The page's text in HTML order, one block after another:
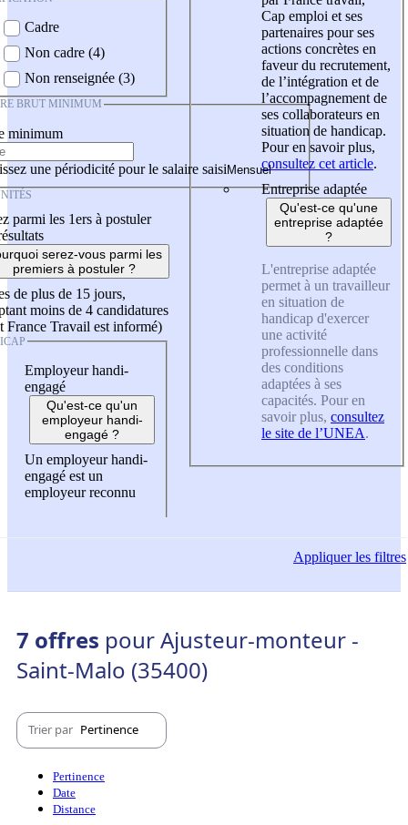
Cadre
Non cadre (4)
Non renseignée (3)
BRUT MINIMUM
minimum
une périodicité pour le salaire saisi
parmi les 1ers à postuler
serez-vous parmi les
premiers à postuler ?
de plus de 15 jours,
moins de 4 candidatures
France Travail est informé)
Employeur handi-
engagé
Qu'est-ce qu'un
employeur handi-
engagé ?
Un employeur handi-
engagé est un
employeur reconnu
Cap emploi et ses
partenaires pour ses
actions concrètes en
faveur du recrutement,
de l’intégration et de
l’accompagnement de
ses collaborateurs en
situation de handicap.
Pour en savoir plus,
consultez cet article.
Entreprise adaptée
Qu'est-ce qu'une
entreprise adaptée
?
L'entreprise adaptée
permet à un travailleur
en situation de
handicap d'exercer
une activité
professionnelle dans
des conditions
adaptées à ses
capacités. Pour en
savoir plus, consultez
le site de l’UNEA.
Appliquerles filtres
7 offres pour Ajusteur-monteur -
Saint-Malo (35400)
Trier par Pertinence
Pertinence
Date
Distance